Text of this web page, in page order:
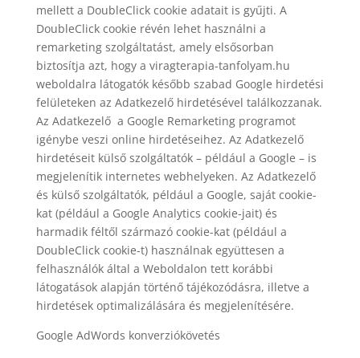
mellett a DoubleClick cookie adatait is gyűjti. A
DoubleClick cookie révén lehet használni a
remarketing szolgáltatást, amely elsősorban
biztosítja azt, hogy a viragterapia-tanfolyam.hu
weboldalra látogatók később szabad Google hirdetési
felületeken az Adatkezelő hirdetésével találkozzanak.
Az Adatkezelő a Google Remarketing programot
igénybe veszi online hirdetéseihez. Az Adatkezelő
hirdetéseit külső szolgáltatók – például a Google – is
megjelenítik internetes webhelyeken. Az Adatkezelő
és külső szolgáltatók, például a Google, saját cookie-
kat (például a Google Analytics cookie-jait) és
harmadik féltől származó cookie-kat (például a
DoubleClick cookie-t) használnak együttesen a
felhasználók által a Weboldalon tett korábbi
látogatások alapján történő tájékozódásra, illetve a
hirdetések optimalizálására és megjelenítésére.
Google AdWords konverziókövetés